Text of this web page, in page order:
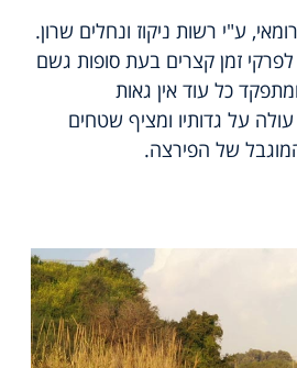
ע"י רשות ניקוז ונחלים שרון.
לפרקי זמן קצרים בעת סופות גשם
כל עוד אין גאות
על גדותיו ומציף שטחים
של הפירצה.